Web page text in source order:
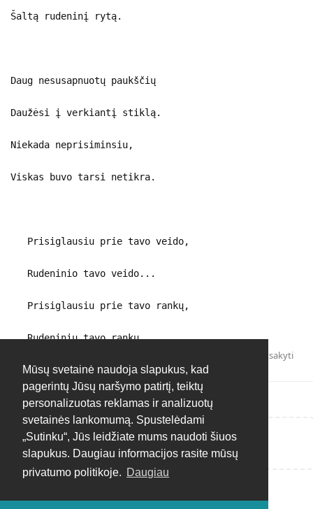
Mūsų svetainė naudoja slapukus, kad
pagerintų Jūsų naršymo patirtį, teiktų
personalizuotas reklamas ir analizuotų
svetainės lankomumą. Spustelėdami
„Sutinku“, Jūs leidžiate mums naudoti šiuos
slapukus. Daugiau informacijos rasite mūsų
privatumo politikoje. Daugiau
Šaltą rudeninį rytą.
Daug nesusapnuotų paukščių
Daužėsi į verkiantį stiklą.
Niekada neprisiminsiu,
Viskas buvo tarsi netikra.
Prisiglausiu prie tavo veido,
Rudeninio tavo veido...
Prisiglausiu prie tavo rankų,
Rudeninių tavo rankų...
Atsakyti
Rašyti atsakymą...